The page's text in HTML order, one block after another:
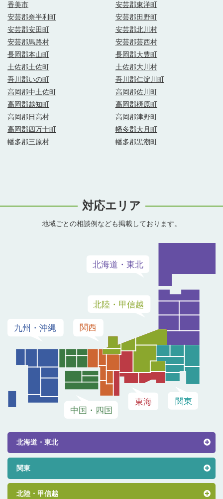
香美市
安芸郡東洋町
安芸郡奈半利町
安芸郡田野町
安芸郡安田町
安芸郡北川村
安芸郡馬路村
安芸郡芸西村
長岡郡本山町
長岡郡大豊町
土佐郡土佐町
土佐郡大川村
吾川郡いの町
吾川郡仁淀川町
高岡郡中土佐町
高岡郡佐川町
高岡郡越知町
高岡郡梼原町
高岡郡日高村
高岡郡津野町
高岡郡四万十町
幡多郡大月町
幡多郡三原村
幡多郡黒潮町
対応エリア
地域ごとの相談例なども掲載しております。
北海道・東北
関東
北陸・甲信越